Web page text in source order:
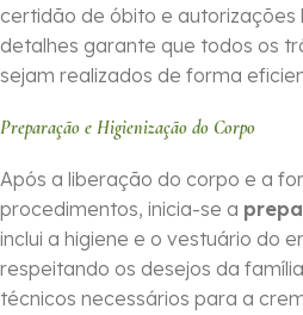
certidão de óbito e autorizações
detalhes garante que todos os
sejam realizados de forma
Preparação e Higienização do Corpo
Após a liberação do corpo e a
procedimentos, inicia-se a
inclui a higiene e o vestuário do
respeitando os desejos da
técnicos necessários para a